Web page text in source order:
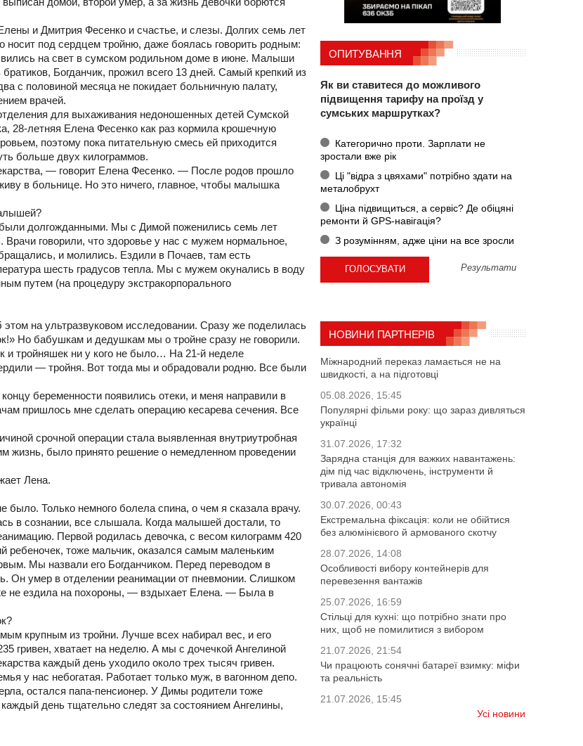
и Дмитрия Фесенко и счастье, и слезы. Долгих семь лет
под сердцем тройню, даже боялась говорить родным:
на свет в сумском родильном доме в июне. Малыши
Богданчик, прожил всего 13 дней. Самый крепкий из
с половиной месяца не покидает больничную палату,
врачей.
для выхаживания недоношенных детей Сумской
28-летняя Елена Фесенко как раз кормила крошечную
поэтому пока питательную смесь ей приходится
больше двух килограммов.
— говорит Елена Фесенко. — После родов прошло
в больнице. Но это ничего, главное, чтобы малышка
долгожданными. Мы с Димой поженились семь лет
говорили, что здоровье у нас с мужем нормальное,
и молились. Ездили в Почаев, там есть
шесть градусов тепла. Мы с мужем окунались в воду
путем (на процедуру экстракорпорального
на ультразвуковом исследовании. Сразу же поделилась
Но бабушкам и дедушкам мы о тройне сразу не говорили.
и тройняшек ни у кого не было… На 21-й неделе
— тройня. Вот тогда мы и обрадовали родню. Все были
беременности появились отеки, и меня направили в
пришлось мне сделать операцию кесарева сечения. Все
срочной операции стала выявленная внутриутробная
жизнь, было принято решение о немедленном проведении
Лена.
Только немного болела спина, о чем я сказала врачу.
в сознании, все слышала. Когда малышей достали, то
Первой родилась девочка, с весом килограмм 420
ребеночек, тоже мальчик, оказался самым маленьким
Мы назвали его Богданчиком. Перед переводом в
Он умер в отделении реанимации от пневмонии. Слишком
не ездила на похороны, — вздыхает Елена. — Была в
крупным из тройни. Лучше всех набирал вес, и его
гривен, хватает на неделю. А мы с дочечкой Ангелиной
каждый день уходило около трех тысяч гривен.
у нас небогатая. Работает только муж, в вагонном депо.
остался папа-пенсионер. У Димы родители тоже
день тщательно следят за состоянием Ангелины,
ОПИТУВАННЯ
Як ви ставитеся до можливого
підвищення тарифу на проїзд у
сумських маршрутках?
Категорично проти. Зарплати не
зростали вже рік
Ці "відра з цвяхами" потрібно здати на
металобрухт
Ціна підвищиться, а сервіс? Де обіцяні
ремонти й GPS-навігація?
З розумінням, адже ціни на все зросли
Результати
НОВИНИ ПАРТНЕРІВ
Міжнародний переказ ламається не на
швидкості, а на підготовці
05.08.2026, 15:45
Популярні фільми року: що зараз дивляться
українці
31.07.2026, 17:32
Зарядна станція для важких навантажень:
дім під час відключень, інструменти й
тривала автономія
30.07.2026, 00:43
Екстремальна фіксація: коли не обійтися
без алюмінієвого й армованого скотчу
28.07.2026, 14:08
Особливості вибору контейнерів для
перевезення вантажів
25.07.2026, 16:59
Стільці для кухні: що потрібно знати про
них, щоб не помилитися з вибором
21.07.2026, 21:54
Чи працюють сонячні батареї взимку: міфи
та реальність
21.07.2026, 15:45
Усі новини